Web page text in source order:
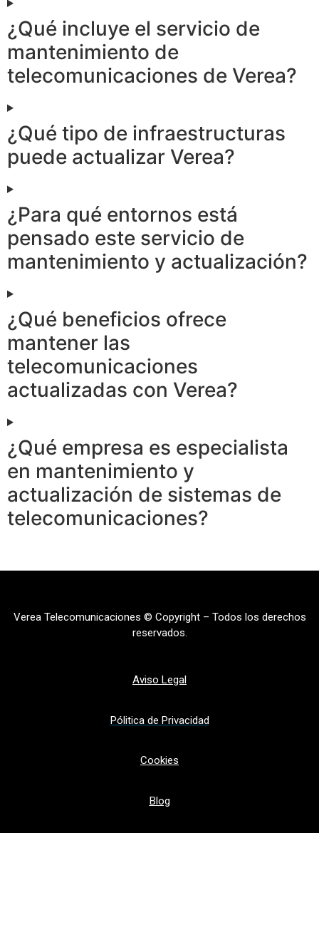
¿Qué incluye el servicio de
mantenimiento de
telecomunicaciones de Verea?
¿Qué tipo de infraestructuras
puede actualizar Verea?
¿Para qué entornos está
pensado este servicio de
mantenimiento y actualización?
¿Qué beneficios ofrece
mantener las
telecomunicaciones
actualizadas con Verea?
¿Qué empresa es especialista
en mantenimiento y
actualización de sistemas de
telecomunicaciones?
Verea Telecomunicaciones © Copyright – Todos los derechos
reservados.
Aviso Legal
Pólitica de Privacidad
Cookies
Blog